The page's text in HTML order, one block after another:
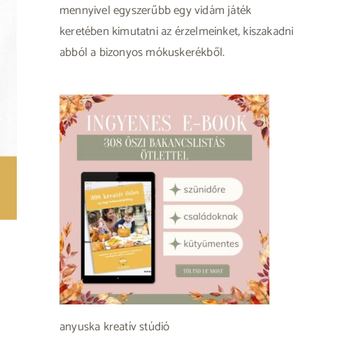
mennyivel egyszerűbb egy vidám játék
keretében kimutatni az érzelmeinket, kiszakadni
abból a bizonyos mókuskerékből.
anyuska kreatív stúdió